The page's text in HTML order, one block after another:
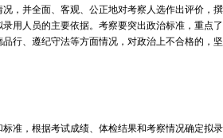
，并全面、客观、公正地对考察人选作出评价，撰
用人员的主要依据。考察要突出政治标准，重点了
行、遵纪守法等方面情况，对政治上不合格的，坚
，根据考试成绩、体检结果和考察情况确定拟录